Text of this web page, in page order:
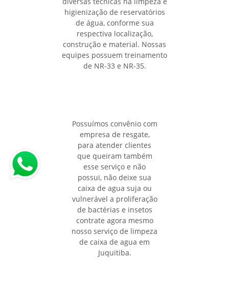
higienização de reservatórios
de água, conforme sua
respectiva localização,
construção e material. Nossas
equipes possuem treinamento
de NR-33 e NR-35.
Possuímos convênio com
empresa de resgate,
para atender clientes
que queiram também
esse serviço e não
possui, não deixe sua
caixa de agua suja ou
vulnerável a proliferação
de bactérias e insetos
contrate agora mesmo
nosso serviço de limpeza
de caixa de agua em
Juquitiba.